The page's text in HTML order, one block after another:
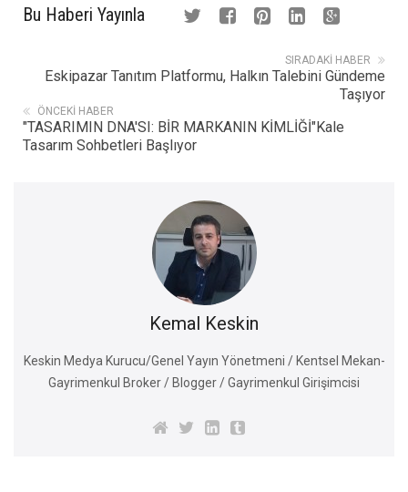
Bu Haberi Yayınla
SIRADAKI HABER
Eskipazar Tanıtım Platformu, Halkın Talebini Gündeme
Taşıyor
ÖNCEKI HABER
"TASARIMIN DNA'SI: BİR MARKANIN KİMLİĞİ"Kale
Tasarım Sohbetleri Başlıyor
Kemal Keskin
Keskin Medya Kurucu/Genel Yayın Yönetmeni / Kentsel Mekan-
Gayrimenkul Broker / Blogger / Gayrimenkul Girişimcisi